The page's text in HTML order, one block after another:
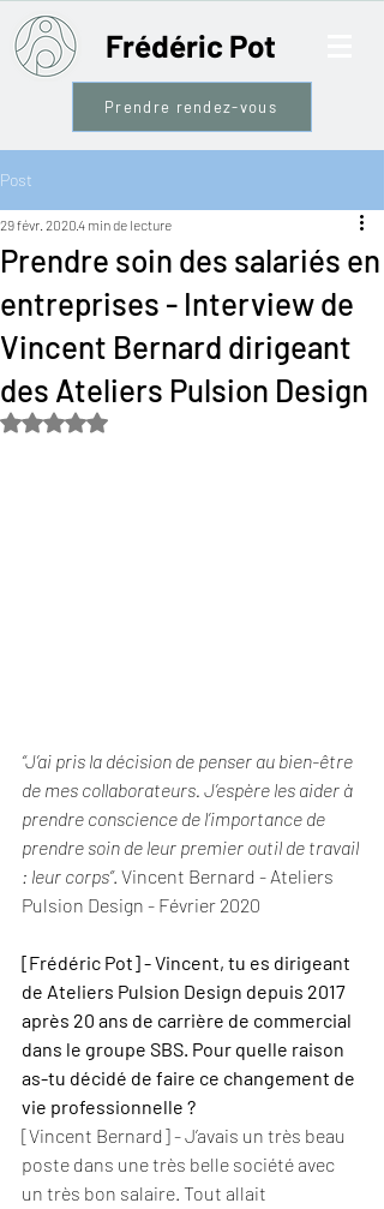
Frédéric Pot
Prendre rendez-vous
Post
Prendre soin des salariés en
entreprises - Interview de
Vincent Bernard dirigeant
des Ateliers Pulsion Design
29 févr. 20204 min de lecture
Noté NaN étoiles sur 5.
“J’ai pris la décision de penser au bien-être
de mes collaborateurs. J’espère les aider à
prendre conscience de l’importance de
prendre soin de leur premier outil de travail
: leur corps”. Vincent Bernard - Ateliers
Pulsion Design - Février 2020
[Frédéric Pot] - Vincent, tu es dirigeant
de Ateliers Pulsion Design depuis 2017
après 20 ans de carrière de commercial
dans le groupe SBS. Pour quelle raison
as-tu décidé de faire ce changement de
vie professionnelle ?
[Vincent Bernard] - J’avais un très beau
poste dans une très belle société avec
un très bon salaire. Tout allait